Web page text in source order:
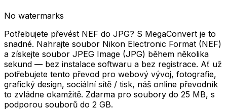
No watermarks
Potřebujete převést NEF do JPG? S MegaConvert je to
snadné. Nahrajte soubor Nikon Electronic Format (NEF)
a získejte soubor JPEG Image (JPG) během několika
sekund — bez instalace softwaru a bez registrace. Ať už
potřebujete tento převod pro webový vývoj, fotografie,
grafický design, sociální sítě / tisk, náš online převodník
to zvládne okamžitě. Zdarma pro soubory do 25 MB, s
podporou souborů do 2 GB.